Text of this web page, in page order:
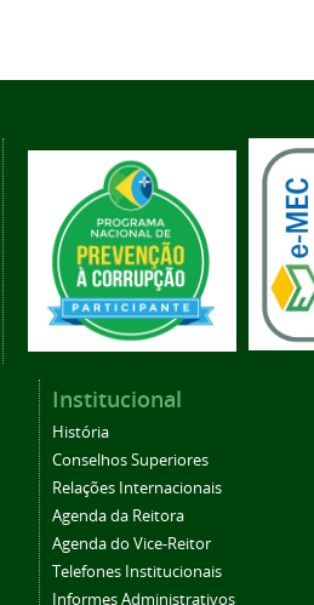
Institucional
História
Conselhos Superiores
Relações Internacionais
Agenda da Reitora
Agenda do Vice-Reitor
Telefones Institucionais
Informes Administrativos